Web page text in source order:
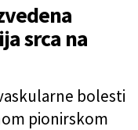
srca na
bolesti
pionirskom